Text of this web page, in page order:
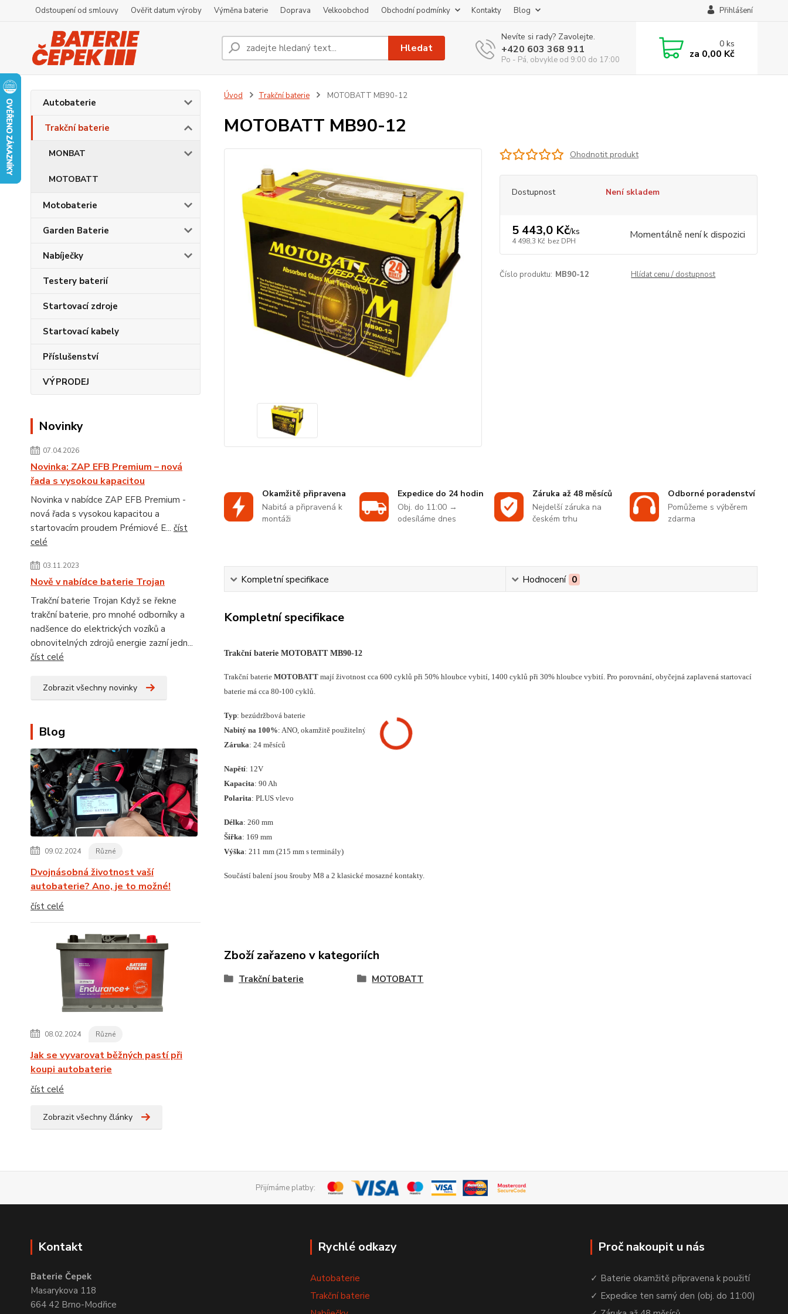
Odstoupení od smlouvy Ověřit datum výroby Výměna baterie Doprava Velkoobchod Obchodní podmínky Kontakty Blog Přihlášení
Hledat
Nevíte si rady? Zavolejte.
+420 603 368 911
Po - Pá, obvykle od 9:00 do 17:00
0ks
za 0,00 Kč
Autobaterie
Trakční baterie
MONBAT
MOTOBATT
Motobaterie
Garden Baterie
Nabíječky
Testery baterií
Startovací zdroje
Startovací kabely
Příslušenství
VÝPRODEJ
Novinky
07.04.2026
Novinka: ZAP EFB Premium – nová
řada s vysokou kapacitou
Novinka v nabídce ZAP EFB Premium -
nová řada s vysokou kapacitou a
startovacím proudem Prémiové E... číst
celé
03.11.2023
Nově v nabídce baterie Trojan
Trakční baterie Trojan Když se řekne
trakční baterie, pro mnohé odborníky a
nadšence do elektrických vozíků a
obnovitelných zdrojů energie zazní jedn...
číst celé
Zobrazit všechny novinky
Blog
09.02.2024 Různé
Dvojnásobná životnost vaší
autobaterie? Ano, je to možné!
číst celé
08.02.2024 Různé
Jak se vyvarovat běžných pastí při
koupi autobaterie
číst celé
Zobrazit všechny články
Úvod Trakční baterie MOTOBATT MB90-12
MOTOBATT MB90-12
Ohodnotit produkt
Dostupnost Není skladem
5 443,0 Kč/ks
4 498,3 Kč bez DPH Momentálně není k dispozici
Číslo produktu: MB90-12 Hlídat cenu / dostupnost
Okamžitě připravena
Nabitá a připravená k
montáži
Expedice do 24 hodin
Obj. do 11:00 →
odesíláme dnes
Záruka až 48 měsíců
Nejdelší záruka na
českém trhu
Odborné poradenství
Pomůžeme s výběrem
zdarma
Kompletní specifikace Hodnocení 0
Kompletní specifikace
Trakční baterie MOTOBATT MB90-12
Trakční baterie MOTOBATTmají životnost cca 600 cyklů při 50% hloubce vybití, 1400 cyklů při 30% hloubce vybití. Pro porovnání, obyčejná zaplavená startovací
baterie má cca 80-100 cyklů.
Typ: bezúdržbová baterie
Nabitý na 100%: ANO, okamžitě použitelný
Záruka: 24 měsíců
Napětí: 12V
Kapacita: 90 Ah
Polarita: PLUS vlevo
Délka: 260 mm
Šířka: 169 mm
Výška: 211 mm (215 mm s terminály)
Součástí balení jsou šrouby M8 a 2 klasické mosazné kontakty.
Zboží zařazeno v kategoriích
Trakční baterie MOTOBATT
Přijímáme platby:
Kontakt
Baterie Čepek
Masarykova 118
664 42 Brno-Modřice
Rychlé odkazy
Autobaterie
Trakční baterie
Proč nakoupit u nás
✓ Baterie okamžitě připravena k použití
✓ Expedice ten samý den (obj. do 11:00)